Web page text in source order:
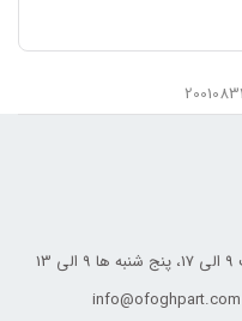
info@ofoghpart.com